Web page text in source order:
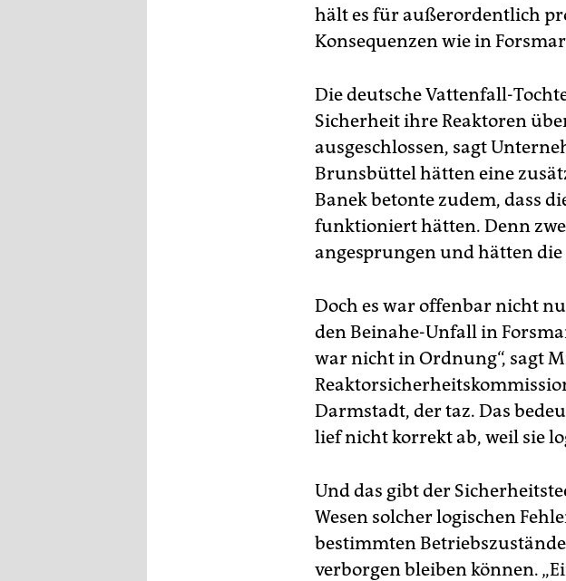
hält es für außerordentlich
Konsequenzen wie in
Die deutsche Vattenfall-
Sicherheit ihre Reaktoren
ausgeschlossen, sagt
Brunsbüttel hätten eine
Banek betonte zudem, dass
funktioniert hätten. Denn
angesprungen und hätten
Doch es war offenbar nicht
den Beinahe-Unfall in
war nicht in Ordnung“, sagt
Darmstadt, der taz. Das
lief nicht korrekt ab, weil sie
Und das gibt der
Wesen solcher logischen
bestimmten
verborgen bleiben können.